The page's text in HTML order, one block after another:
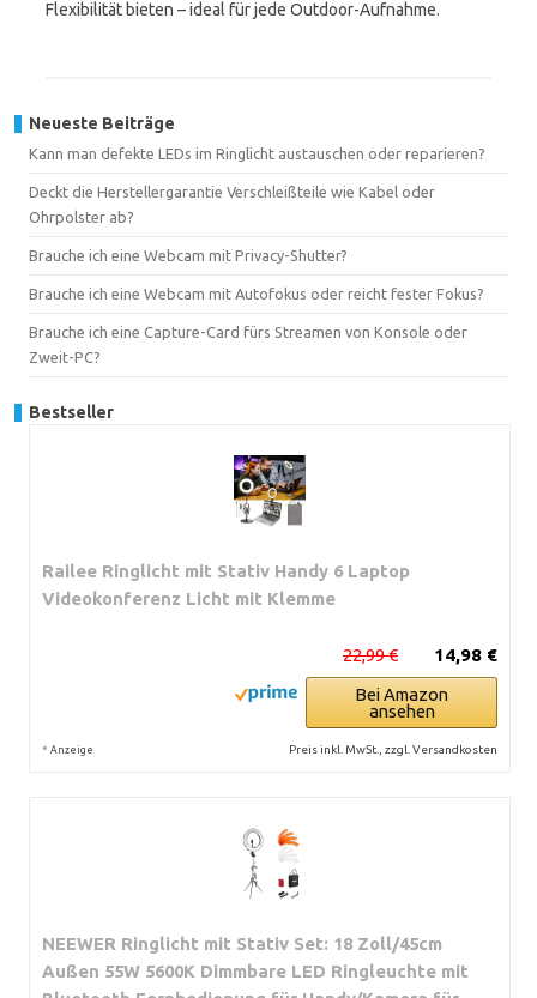
Flexibilität bieten – ideal für jede Outdoor-Aufnahme.
Neueste Beiträge
Kann man defekte LEDs im Ringlicht austauschen oder reparieren?
Deckt die Herstellergarantie Verschleißteile wie Kabel oder
Ohrpolster ab?
Brauche ich eine Webcam mit Privacy-Shutter?
Brauche ich eine Webcam mit Autofokus oder reicht fester Fokus?
Brauche ich eine Capture-Card fürs Streamen von Konsole oder
Zweit-PC?
Bestseller
Railee Ringlicht mit Stativ Handy 6 Laptop
Videokonferenz Licht mit Klemme
14,98 €
22,99 €
Bei Amazon
ansehen
* Anzeige Preis inkl. MwSt., zzgl. Versandkosten
NEEWER Ringlicht mit Stativ Set: 18 Zoll/45cm
Außen 55W 5600K Dimmbare LED Ringleuchte mit